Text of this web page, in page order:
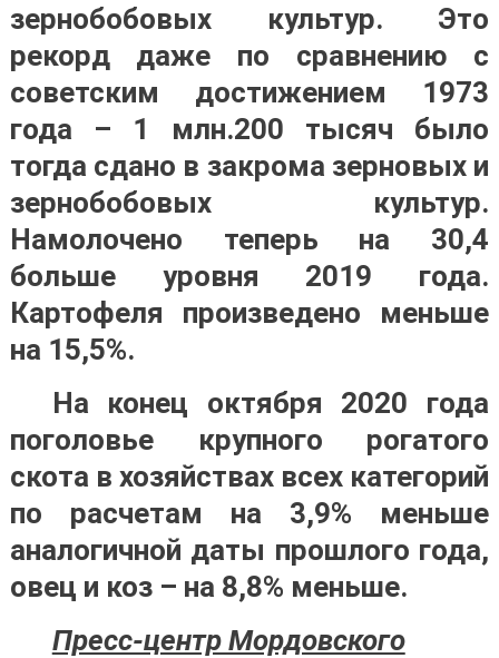
зернобобовых культур. Это
рекорд даже по сравнению с
советским достижением 1973
года – 1 млн.200 тысяч было
тогда сдано в закрома зерновых и
зернобобовых культур.
Намолочено теперь на 30,4
больше уровня 2019 года.
Картофеля произведено меньше
на 15,5%.
На конец октября 2020 года
поголовье крупного рогатого
скота в хозяйствах всех категорий
по расчетам на 3,9% меньше
аналогичной даты прошлого года,
овец и коз – на 8,8% меньше.
Пресс-центр Мордовского